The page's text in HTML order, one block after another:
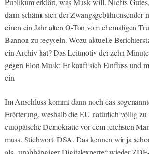
Publikum erklärt, was Musk will. Nichts
dann schämt sich der Zwangsgebührensender
einen ein Jahr alten O-Ton vom ehemaligen
Bannon zu recyceln. Wozu aktuelle
ein Archiv hat? Das Leitmotiv der zehn
gegen Elon Musk: Er kauft sich Einfluss und
ein.
Im Anschluss kommt dann noch das
Erörterung, weshalb die EU natürlich völlig zu
europäische Demokratie vor dem reichsten
muss. Stichwort: DSA. Das kennen wir ja